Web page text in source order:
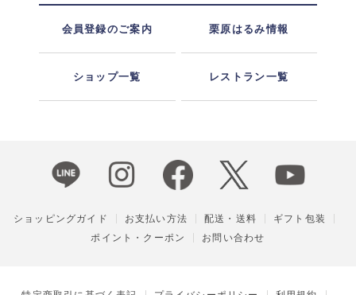
会員登録のご案内 栗原はるみ情報
ショップ一覧 レストラン一覧
ショッピングガイド お支払い方法 配送・送料
ギフト包装
ポイント・クーポン
お問い合わせ